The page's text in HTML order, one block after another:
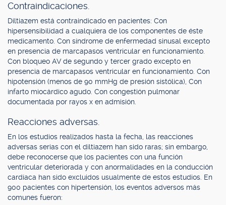
Contraindicaciones.
Diltiazem está contraindicado en pacientes: Con
hipersensibilidad a cualquiera de los componentes de éste
medicamento. Con síndrome de enfermedad sinusal excepto
en presencia de marcapasos ventricular en funcionamiento.
Con bloqueo AV de segundo y tercer grado excepto en
presencia de marcapasos ventricular en funcionamiento. Con
hipotensión (menos de 90 mmHg de presión sistólica), Con
infarto miocárdico agudo. Con congestión pulmonar
documentada por rayos x en admisión.
Reacciones adversas.
En los estudios realizados hasta la fecha, las reacciones
adversas serias con el diltiazem han sido raras; sin embargo,
debe reconocerse que los pacientes con una función
ventricular deteriorada y con anormalidades en la conducción
cardíaca han sido excluidos usualmente de estos estudios. En
900 pacientes con hipertensión, los eventos adversos más
comunes fueron: